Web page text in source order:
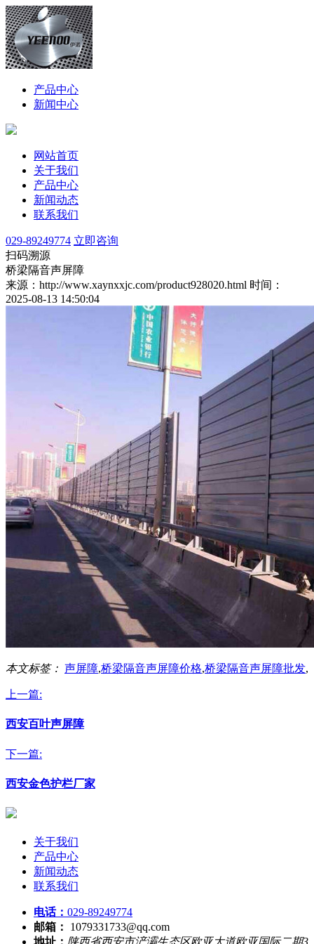
产品中心
新闻中心
网站首页
关于我们
产品中心
新闻动态
联系我们
029-89249774 立即咨询
扫码溯源
桥梁隔音声屏障
来源：http://www.xaynxxjc.com/product928020.html 时间：
2025-08-13 14:50:04
本文标签： 声屏障,桥梁隔音声屏障价格,桥梁隔音声屏障批发,
上一篇:
西安百叶声屏障
下一篇:
西安金色护栏厂家
关于我们
产品中心
新闻动态
联系我们
电话： 029-89249774
邮箱：
1079331733@qq.com
地址： 陕西省西安市浐灞生态区欧亚大道欧亚国际二期3